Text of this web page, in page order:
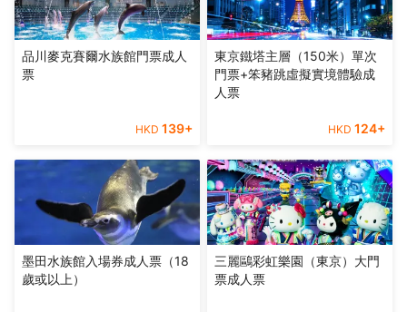
品川麥克賽爾水族館門票成人
票
HKD 139+
東京鐵塔主層（150米）單次
門票+笨豬跳虛擬實境體驗成
人票
HKD 124+
墨田水族館入場券成人票（18
歲或以上）
三麗鷗彩虹樂園（東京）大門
票成人票